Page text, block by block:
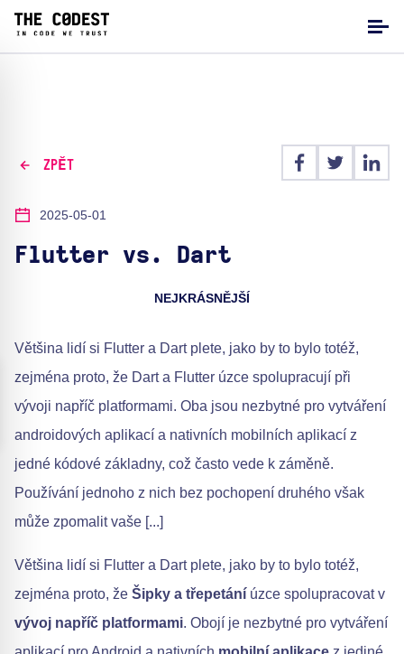
ZPĚT
2025-05-01
Flutter vs. Dart
NEJKRÁSNĚJŠÍ
Většina lidí si Flutter a Dart plete, jako by to bylo totéž,
zejména proto, že Dart a Flutter úzce spolupracují při
vývoji napříč platformami. Oba jsou nezbytné pro vytváření
androidových aplikací a nativních mobilních aplikací z
jedné kódové základny, což často vede k záměně.
Používání jednoho z nich bez pochopení druhého však
může zpomalit vaše [...]
Většina lidí si Flutter a Dart plete, jako by to bylo totéž,
zejména proto, že Šipky a třepetání úzce spolupracovat v
vývoj napříč platformami. Obojí je nezbytné pro vytváření